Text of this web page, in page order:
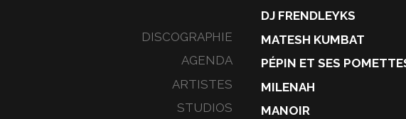
DISCOGRAPHIE
AGENDA
ARTISTES
STUDIOS
DJ FRENDLEYKS
MATESH KUMBAT
PÉPIN ET SES
MILENAH
MANOIR